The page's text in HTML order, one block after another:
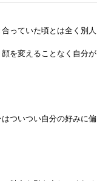
っていた頃とは全く別人
を変えることなく自分が
ついつい自分の好みに偏